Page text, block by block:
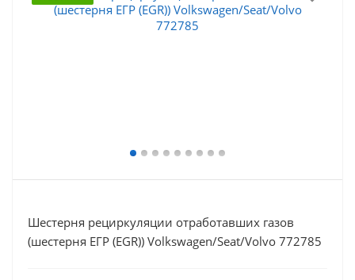
Шестерня рециркуляции отработавших газов
(шестерня ЕГР (EGR)) Volkswagen/Seat/Volvo 772785